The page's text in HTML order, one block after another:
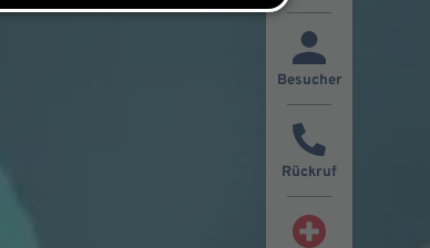
Besucher
Rückruf